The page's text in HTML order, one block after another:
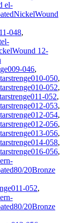
el-
048,
12-
046,
050,
052,
052,
053,
054,
056,
056,
058,
056,
20Bronze
052,
20Bronze